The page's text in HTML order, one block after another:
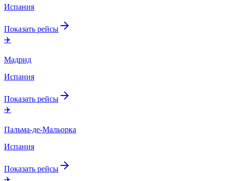
Испания
Показать рейсы
✈️
Мадрид
Испания
Показать рейсы
✈️
Пальма-де-Мальорка
Испания
Показать рейсы
✈️